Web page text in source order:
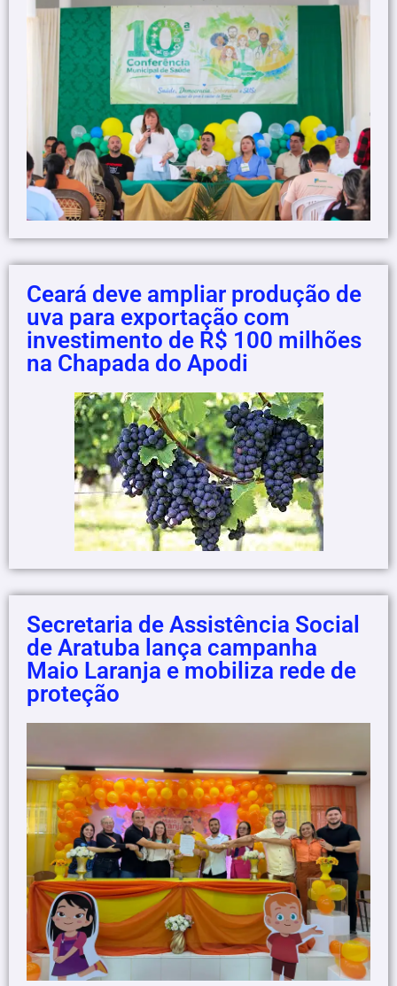
Ceará deve ampliar produção de
uva para exportação com
investimento de R$ 100 milhões
na Chapada do Apodi
Secretaria de Assistência Social
de Aratuba lança campanha
Maio Laranja e mobiliza rede de
proteção